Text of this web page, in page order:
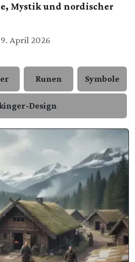
Mystik und nordischer
April 2026
Runen Symbole
Design